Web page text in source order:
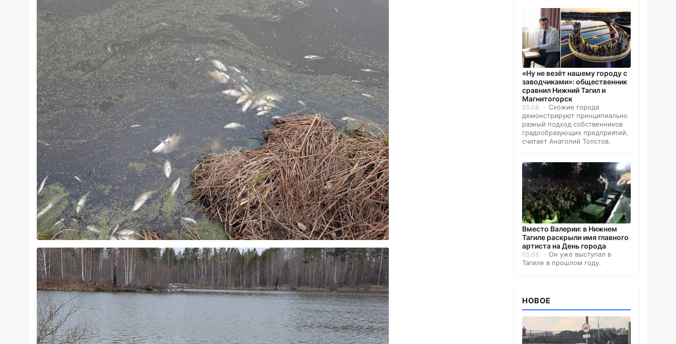
«Ну не везёт нашему городу с
заводчиками»: общественник
сравнил Нижний Тагил и
Магнитогорск
05.08
Схожие города
демонстрируют принципиально
разный подход собственников
градообразующих предприятий,
считает Анатолий Толстов.
Вместо Валерии: в Нижнем
Тагиле раскрыли имя главного
артиста на День города
05.08
Он уже выступал в
Тагиле в прошлом году.
НОВОЕ